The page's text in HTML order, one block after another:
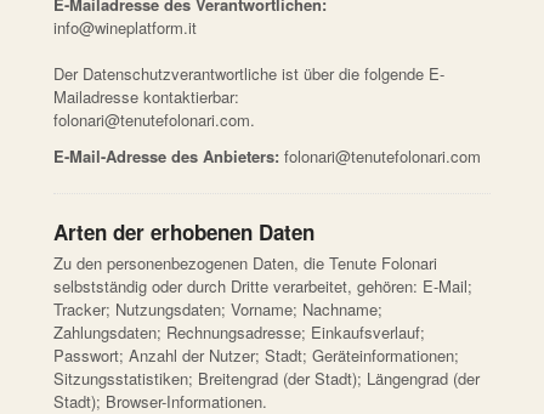
info@wineplatform.it
Der Datenschutzverantwortliche ist über die folgende E-
Mailadresse kontaktierbar:
folonari@tenutefolonari.com.
E-Mail-Adresse des Anbieters: folonari@tenutefolonari.com
Arten der erhobenen Daten
Zu den personenbezogenen Daten, die Tenute Folonari
selbstständig oder durch Dritte verarbeitet, gehören: E-Mail;
Tracker; Nutzungsdaten; Vorname; Nachname;
Zahlungsdaten; Rechnungsadresse; Einkaufsverlauf;
Passwort; Anzahl der Nutzer; Stadt; Geräteinformationen;
Sitzungsstatistiken; Breitengrad (der Stadt); Längengrad (der
Stadt); Browser-Informationen.